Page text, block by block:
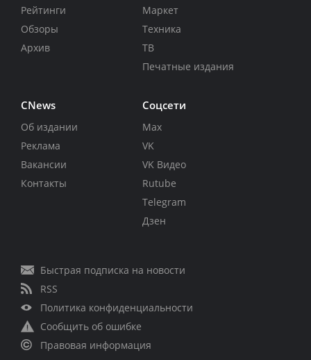
Рейтинги
Обзоры
Архив
Маркет
Техника
ТВ
Печатные издания
CNews
Об издании
Реклама
Вакансии
Контакты
Соцсети
Max
VK
VK Видео
Rutube
Telegram
Дзен
Быстрая подписка на новости
RSS
Политика конфиденциальности
Сообщить об ошибке
Правовая информация